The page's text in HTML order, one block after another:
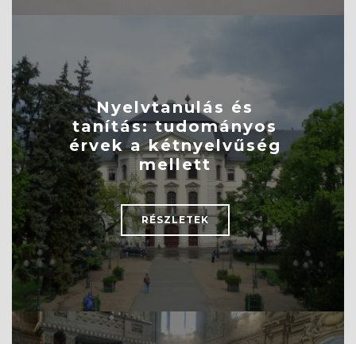
Nyelvtanulás és
tanítás: tudományos
érvek a kétnyelvűség
mellett
RÉSZLETEK